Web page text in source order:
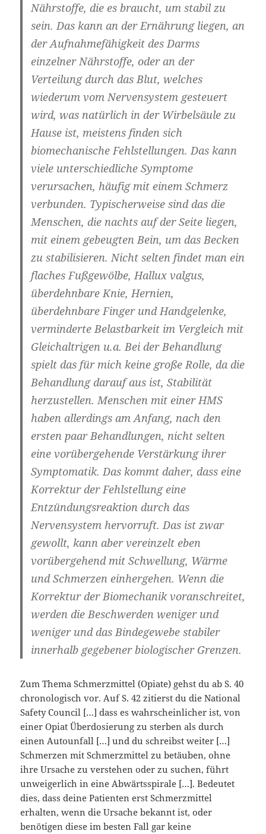
Nährstoffe, die es braucht, um stabil zu
sein. Das kann an der Ernährung liegen, an
der Aufnahmefähigkeit des Darms
einzelner Nährstoffe, oder an der
Verteilung durch das Blut, welches
wiederum vom Nervensystem gesteuert
wird, was natürlich in der Wirbelsäule zu
Hause ist, meistens finden sich
biomechanische Fehlstellungen. Das kann
viele unterschiedliche Symptome
verursachen, häufig mit einem Schmerz
verbunden. Typischerweise sind das die
Menschen, die nachts auf der Seite liegen,
mit einem gebeugten Bein, um das Becken
zu stabilisieren. Nicht selten findet man ein
flaches Fußgewölbe, Hallux valgus,
überdehnbare Knie, Hernien,
überdehnbare Finger und Handgelenke,
verminderte Belastbarkeit im Vergleich mit
Gleichaltrigen u.a. Bei der Behandlung
spielt das für mich keine große Rolle, da die
Behandlung darauf aus ist, Stabilität
herzustellen. Menschen mit einer HMS
haben allerdings am Anfang, nach den
ersten paar Behandlungen, nicht selten
eine vorübergehende Verstärkung ihrer
Symptomatik. Das kommt daher, dass eine
Korrektur der Fehlstellung eine
Entzündungsreaktion durch das
Nervensystem hervorruft. Das ist zwar
gewollt, kann aber vereinzelt eben
vorübergehend mit Schwellung, Wärme
und Schmerzen einhergehen. Wenn die
Korrektur der Biomechanik voranschreitet,
werden die Beschwerden weniger und
weniger und das Bindegewebe stabiler
innerhalb gegebener biologischer Grenzen.
Zum Thema Schmerzmittel (Opiate) gehst du ab S. 40
chronologisch vor. Auf S. 42 zitierst du die National
Safety Council […] dass es wahrscheinlicher ist, von
einer Opiat Überdosierung zu sterben als durch
einen Autounfall […] und du schreibst weiter […]
Schmerzen mit Schmerzmittel zu betäuben, ohne
ihre Ursache zu verstehen oder zu suchen, führt
unweigerlich in eine Abwärtsspirale […]. Bedeutet
dies, dass deine Patienten erst Schmerzmittel
erhalten, wenn die Ursache bekannt ist, oder
benötigen diese im besten Fall gar keine